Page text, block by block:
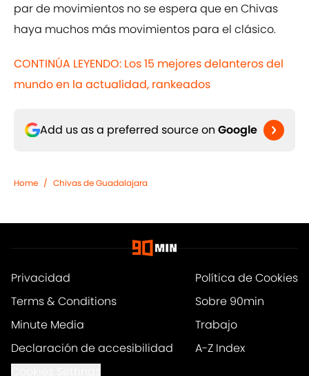
par de movimientos no se espera que en Chivas
haya muchos más movimientos para el clásico.
CONTINÚA LEYENDO: Los 15 mejores delanteros del
mundo en la actualidad, rankeados
Add us as a preferred source on Google
Home / Chivas de Guadalajara
Privacidad
Política de Cookies
Terms & Conditions
Sobre 90min
Minute Media
Trabajo
Declaración de accesibilidad
A-Z Index